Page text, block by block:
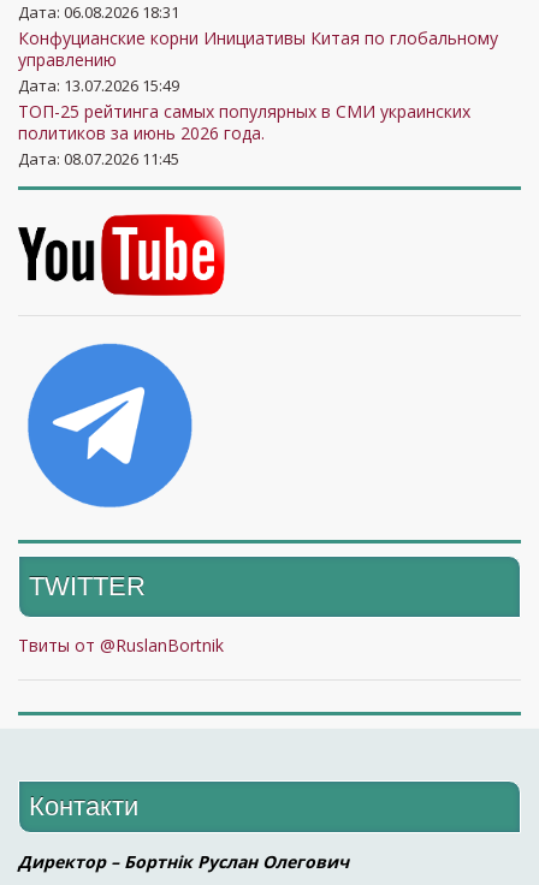
Дата: 06.08.2026 18:31
Конфуцианские корни Инициативы Китая по глобальному
управлению
Дата: 13.07.2026 15:49
ТОП-25 рейтинга самых популярных в СМИ украинских
политиков за июнь 2026 года.
Дата: 08.07.2026 11:45
TWITTER
Твиты от @RuslanBortnik
Контакти
Директор – Бортнік Руслан Олегович